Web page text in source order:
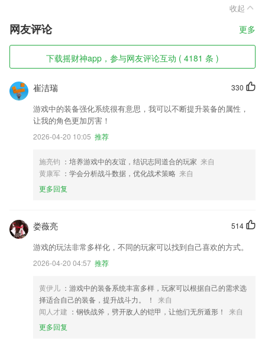
收起
网友评论 更多
下载摇财神app，参与网友评论互动 ( 4181 条 )
330
崔洁瑞
游戏中的装备强化系统很有意思，我可以不断提升装备的属性，
让我的角色更加厉害！
2026-04-20 10:05 推荐
施亮钧 ：培养游戏中的友谊，结识志同道合的玩家 来自
黄康军 ：学会分析战斗数据，优化战术策略 来自
更多回复
514
娄薇亮
游戏的玩法非常多样化，不同的玩家可以找到自己喜欢的方式。
2026-04-20 04:57 推荐
黄伊儿 ：游戏中的装备系统丰富多样，玩家可以根据自己的需求选
择适合自己的装备，提升战斗力。 ！
来自
闻人才建 ：钢铁战斧，劈开敌人的铠甲，让他们无所遁形！
来自
更多回复